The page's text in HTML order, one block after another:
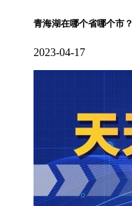
青海湖在哪个省哪个市
2023-04-17